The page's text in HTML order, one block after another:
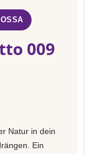
009
Natur in dein
Ein